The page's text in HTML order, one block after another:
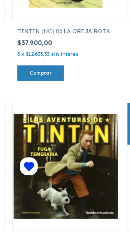
TINTIN (HC) 06 LA OREJA ROTA
$37.900,00
3 x $12.633,33 sin interés